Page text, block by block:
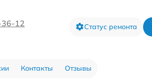
36-12 Статус ремонта
Контакты Отзывы